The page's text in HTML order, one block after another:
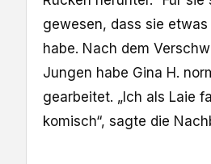
gewesen, dass sie
habe. Nach dem
Jungen habe Gina H.
gearbeitet. „Ich als Laie
komisch“, sagte die